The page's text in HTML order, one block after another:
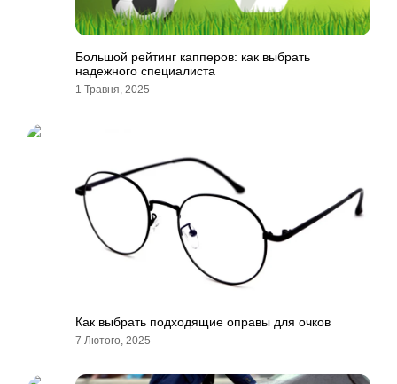
Большой рейтинг капперов: как выбрать
надежного специалиста
1 Травня, 2025
Как выбрать подходящие оправы для очков
7 Лютого, 2025